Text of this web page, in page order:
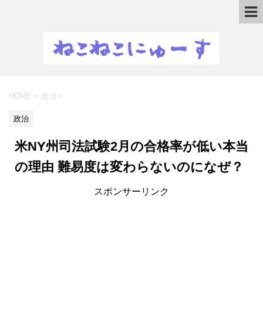
HOME > 政治 >
政治
米NY州司法試験2月の合格率が低い本当
の理由 難易度は変わらないのになぜ？
スポンサーリンク